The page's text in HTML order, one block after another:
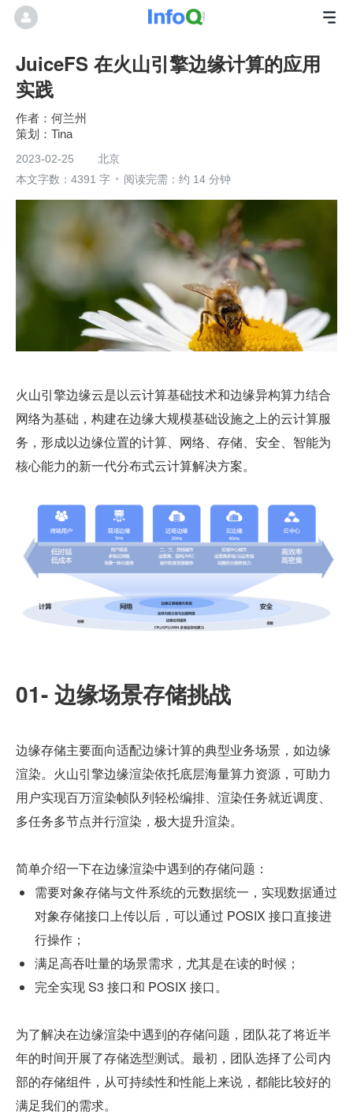
JuiceFS 在火山引擎边缘计算的应用
实践
何兰州
Tina
2023-02-25
北京
本文字数：4391 字
阅读完需：约 14 分钟
火山引擎边缘云是以云计算基础技术和边缘异构算力结合
网络为基础，构建在边缘大规模基础设施之上的云计算服
务，形成以边缘位置的计算、网络、存储、安全、智能为
核心能力的新一代分布式云计算解决方案。
01- 边缘场景存储挑战
边缘存储主要面向适配边缘计算的典型业务场景，如边缘
渲染。火山引擎边缘渲染依托底层海量算力资源，可助力
用户实现百万渲染帧队列轻松编排、渲染任务就近调度、
多任务多节点并行渲染，极大提升渲染。
简单介绍一下在边缘渲染中遇到的存储问题：
需要对象存储与文件系统的元数据统一，实现数据通过
对象存储接口上传以后，可以通过 POSIX 接口直接进
行操作；
满足高吞吐量的场景需求，尤其是在读的时候；
完全实现 S3 接口和 POSIX 接口。
为了解决在边缘渲染中遇到的存储问题，团队花了将近半
年的时间开展了存储选型测试。最初，团队选择了公司内
部的存储组件，从可持续性和性能上来说，都能比较好的
满足我们的需求。